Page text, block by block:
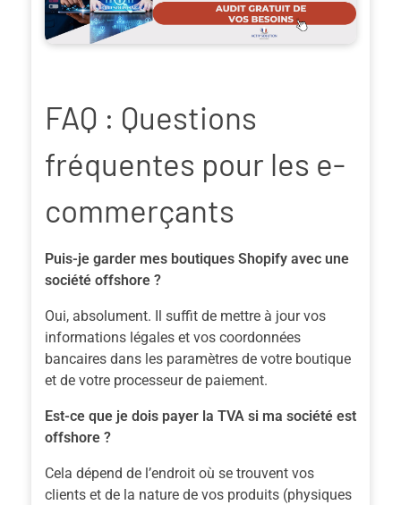
FAQ : Questions
fréquentes pour les e-
commerçants
Puis-je garder mes boutiques Shopify avec une
société offshore ?
Oui, absolument. Il suffit de mettre à jour vos
informations légales et vos coordonnées
bancaires dans les paramètres de votre boutique
et de votre processeur de paiement.
Est-ce que je dois payer la TVA si ma société est
offshore ?
Cela dépend de l’endroit où se trouvent vos
clients et de la nature de vos produits (physiques